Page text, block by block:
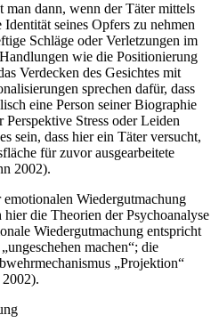
dann, wenn der Täter mittels
seines Opfers zu nehmen
Schläge oder Verletzungen im
wie die Positionierung
Verdecken des Gesichtes mit
sprechen dafür, dass
eine Person seiner Biographie
Perspektive Stress oder Leiden
sein, dass hier ein Täter versucht,
für zuvor ausgearbeitete
2002).
Wiedergutmachung
die Theorien der Psychoanalyse
Wiedergutmachung entspricht
machen“; die
„Projektion“